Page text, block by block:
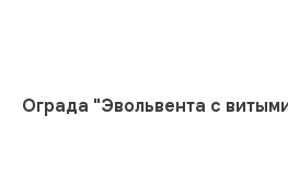
Ограда "Эвольвента с